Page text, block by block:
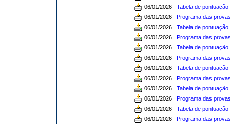
06/01/2026
Tabela de
06/01/2026
Programa das
06/01/2026
Tabela de
06/01/2026
Programa das
06/01/2026
Tabela de
06/01/2026
Programa das
06/01/2026
Tabela de
06/01/2026
Programa das
06/01/2026
Tabela de
06/01/2026
Programa das
06/01/2026
Tabela de
06/01/2026
Programa das